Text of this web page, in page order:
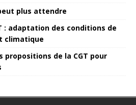
plus attendre
: adaptation des conditions de
climatique
propositions de la CGT pour